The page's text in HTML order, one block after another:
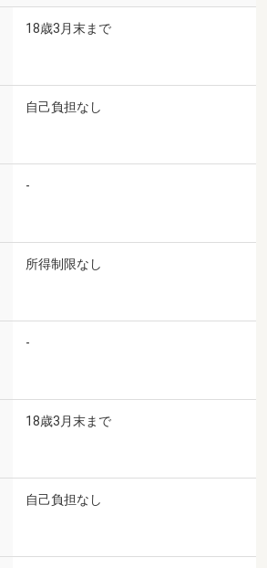
18歳3月末まで
自己負担なし
-
所得制限なし
-
18歳3月末まで
自己負担なし